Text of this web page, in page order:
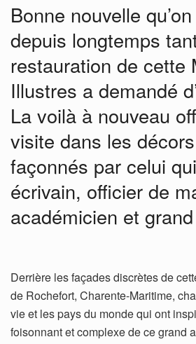
Bonne nouvelle
depuis longtemps
restauration de cette
Illustres a demandé
La voilà à nouveau
visite dans les
façonnés par celui
écrivain, officier de
académicien et
Derrière les façades discrètes de
de Rochefort, Charente-Maritime,
vie et les pays du monde qui ont
foisonnant et complexe de ce grand